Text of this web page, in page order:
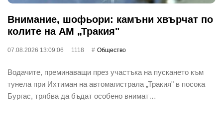
Внимание, шофьори: камъни хвърчат по
колите на АМ „Тракия"
07.08.2026 13:09:06 1118 Общество
Водачите, преминаващи през участъка на пускането към
тунела при Ихтиман на автомагистрала „Тракия" в посока
Бургас, трябва да бъдат особено внимат…